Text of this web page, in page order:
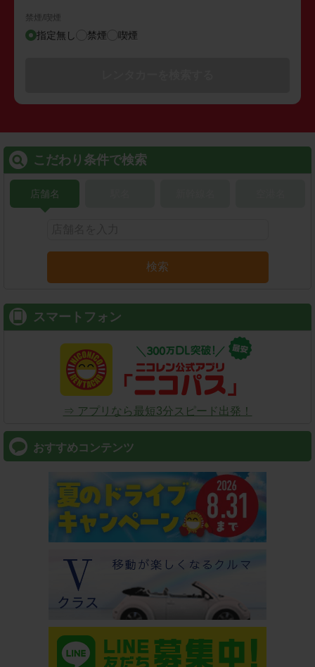
禁煙/喫煙
指定無し 禁煙 喫煙
こだわり条件で検索
店舗名
検索
スマートフォン
⇒ アプリなら最短3分スピード出発！
おすすめコンテンツ